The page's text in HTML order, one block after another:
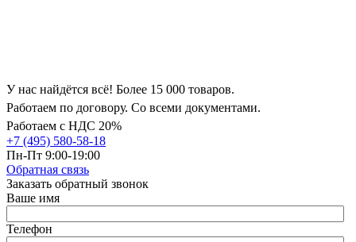
У нас найдётся всё! Более 15 000 товаров.
Работаем по договору. Со всеми документами.
Работаем с НДС 20%
+7 (495) 580-58-18
Пн-Пт 9:00-19:00
Обратная связь
Заказать обратный звонок
Ваше имя
Телефон